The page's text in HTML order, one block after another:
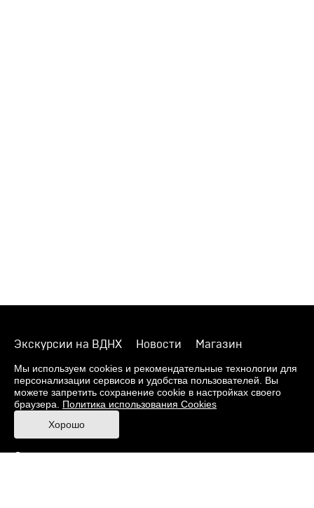
Экскурсии на ВДНХ Новости
Магазин
О музее
Фонды
Виртуальный музей
Издания
Пресс-центр
Контакты
Правила посещения Музея
Ответы на частые вопросы
Мы используем cookies и рекомендательные технологии для
персонализации сервисов и удобства пользователей. Вы
можете запретить сохранение cookie в настройках своего
браузера. Политика использования Cookies
Хорошо